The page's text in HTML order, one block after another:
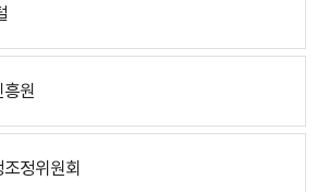
원
정위원회